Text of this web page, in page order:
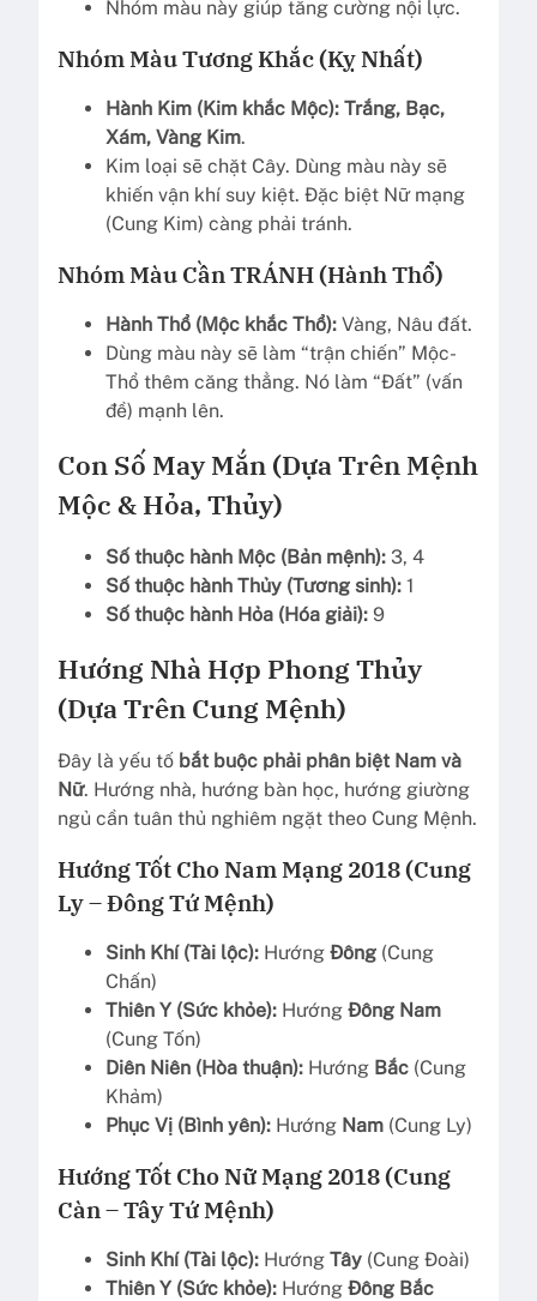
Nhóm màu này giúp tăng cường nội lực.
Nhóm Màu Tương Khắc (Kỵ Nhất)
Hành Kim (Kim khắc Mộc): Trắng, Bạc,
Xám, Vàng Kim.
Kim loại sẽ chặt Cây. Dùng màu này sẽ
khiến vận khí suy kiệt. Đặc biệt Nữ mạng
(Cung Kim) càng phải tránh.
Nhóm Màu Cần TRÁNH (Hành Thổ)
Hành Thổ (Mộc khắc Thổ): Vàng, Nâu đất.
Dùng màu này sẽ làm “trận chiến” Mộc-
Thổ thêm căng thẳng. Nó làm “Đất” (vấn
đề) mạnh lên.
Con Số May Mắn (Dựa Trên Mệnh
Mộc & Hỏa, Thủy)
Số thuộc hành Mộc (Bản mệnh): 3, 4
Số thuộc hành Thủy (Tương sinh): 1
Số thuộc hành Hỏa (Hóa giải): 9
Hướng Nhà Hợp Phong Thủy
(Dựa Trên Cung Mệnh)
Đây là yếu tố bắt buộc phải phân biệt Nam và
Nữ. Hướng nhà, hướng bàn học, hướng giường
ngủ cần tuân thủ nghiêm ngặt theo Cung Mệnh.
Hướng Tốt Cho Nam Mạng 2018 (Cung
Ly – Đông Tứ Mệnh)
Sinh Khí (Tài lộc): Hướng Đông (Cung
Chấn)
Thiên Y (Sức khỏe): Hướng Đông Nam
(Cung Tốn)
Diên Niên (Hòa thuận): Hướng Bắc (Cung
Khảm)
Phục Vị (Bình yên): Hướng Nam (Cung Ly)
Hướng Tốt Cho Nữ Mạng 2018 (Cung
Càn – Tây Tứ Mệnh)
Sinh Khí (Tài lộc): Hướng Tây (Cung Đoài)
Thiên Y (Sức khỏe): Hướng Đông Bắc